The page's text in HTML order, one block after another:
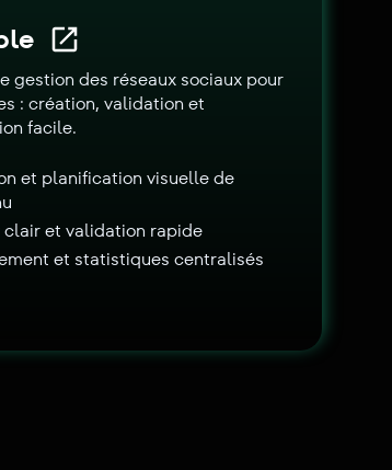
gestion des réseaux sociaux pour
: création, validation et
facile.
et planification visuelle de
clair et validation rapide
et statistiques centralisés